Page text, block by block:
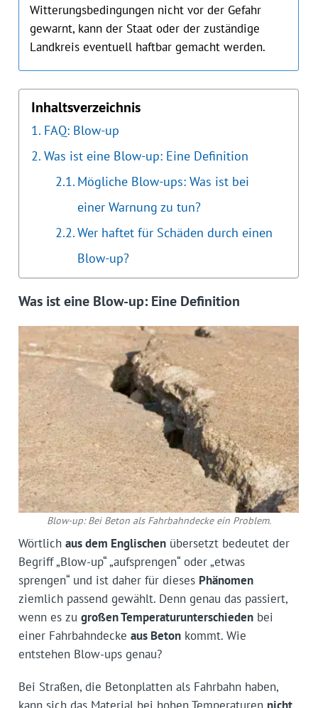
Witterungsbedingungen nicht vor der Gefahr
gewarnt, kann der Staat oder der zuständige
Landkreis eventuell haftbar gemacht werden.
Inhaltsverzeichnis
FAQ: Blow-up
Was ist eine Blow-up: Eine Definition
Mögliche Blow-ups: Was ist bei
einer Warnung zu tun?
Wer haftet für Schäden durch einen
Blow-up?
Was ist eine Blow-up: Eine Definition
Blow-up: Bei Beton als Fahrbahndecke ein Problem.
Wörtlich aus dem Englischenübersetzt bedeutet der
Begriff „Blow-up“ „aufsprengen“ oder „etwas
sprengen“ und ist daher für dieses Phänomen
ziemlich passend gewählt. Denn genau das passiert,
wenn es zu großen Temperaturunterschiedenbei
einer Fahrbahndecke aus Betonkommt. Wie
entstehen Blow-ups genau?
Bei Straßen, die Betonplatten als Fahrbahn haben,